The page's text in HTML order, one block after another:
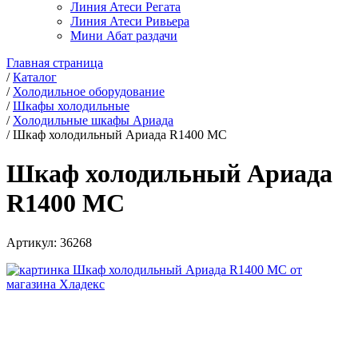
Линия Атеси Регата
Линия Атеси Ривьера
Мини Абат раздачи
Главная страница
/Каталог
/ Холодильное оборудование
/Шкафы холодильные
/ Холодильные шкафы Ариада
/Шкаф холодильный Ариада R1400 MC
Шкаф холодильный Ариада
R1400 MC
Артикул: 36268